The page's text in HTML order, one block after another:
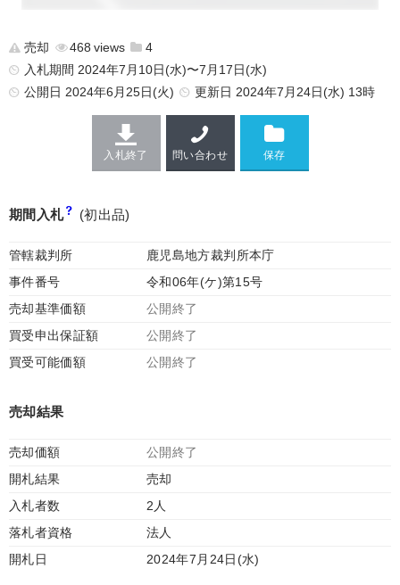
売却 468
4
入札期間 2024年7月10日(水)〜7月17日(水)
公開日 2024年6月25日(火) 更新日 2024年7月24日(水) 13時
入札終了 問い合わせ
期間入札 (初出品)
管轄裁判所
鹿児島地方裁判所本庁
事件番号
令和06年(ケ)第15号
売却基準価額
公開終了
買受申出保証額
公開終了
買受可能価額
公開終了
売却結果
売却価額
公開終了
開札結果
売却
入札者数
2人
落札者資格
法人
開札日
2024年7月24日(水)